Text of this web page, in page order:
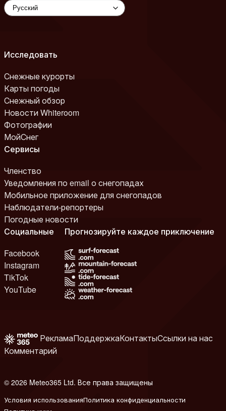
Исследовать
Снежные курорты
Карты погоды
Снежный обзор
Новости Whiteroom
Фотографии
МойСнег
Сервисы
Членство
Уведомления по email о снегопадах
Мобильное приложение для снегопадов
Наблюдатели-репортеры
Погодные новости
Социальные
Facebook
Instagram
TikTok
YouTube
Прогнозируйте каждое приключение
РекламаПоддержкаКонтактыСсылки на нас
Комментарий
© 2026 Meteo365 Ltd. Все права защищены
Условия использованияПолитика конфиденциальности